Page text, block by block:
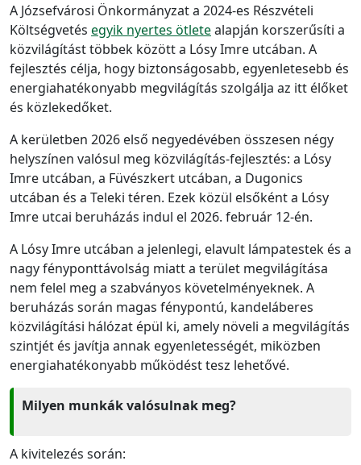
A Józsefvárosi Önkormányzat a 2024-es Részvételi
Költségvetés egyik nyertes ötletealapján korszerűsíti a
közvilágítást többek között a Lósy Imre utcában. A
fejlesztés célja, hogy biztonságosabb, egyenletesebb és
energiahatékonyabb megvilágítás szolgálja az itt élőket
és közlekedőket.
A kerületben 2026 első negyedévében összesen négy
helyszínen valósul meg közvilágítás-fejlesztés: a Lósy
Imre utcában, a Füvészkert utcában, a Dugonics
utcában és a Teleki téren. Ezek közül elsőként a Lósy
Imre utcai beruházás indul el 2026. február 12-én.
A Lósy Imre utcában a jelenlegi, elavult lámpatestek és a
nagy fényponttávolság miatt a terület megvilágítása
nem felel meg a szabványos követelményeknek. A
beruházás során magas fénypontú, kandeláberes
közvilágítási hálózat épül ki, amely növeli a megvilágítás
szintjét és javítja annak egyenletességét, miközben
energiahatékonyabb működést tesz lehetővé.
Milyen munkák valósulnak meg?
A kivitelezés során: